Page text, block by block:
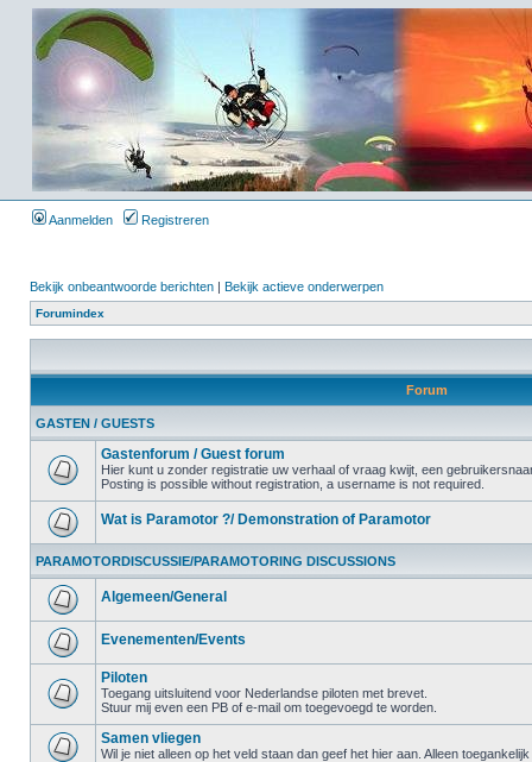
Aanmelden Registreren
Bekijk onbeantwoorde berichten | Bekijk actieve onderwerpen
Forumindex
Forum
GASTEN / GUESTS
Gastenforum / Guest forum
Hier kunt u zonder registratie uw verhaal of vraag kwijt, een
Posting is possible without registration, a username is not required.
Wat is Paramotor ?/ Demonstration of Paramotor
PARAMOTORDISCUSSIE/PARAMOTORING DISCUSSIONS
Algemeen/General
Evenementen/Events
Piloten
Toegang uitsluitend voor Nederlandse piloten met brevet.
Stuur mij even een PB of e-mail om toegevoegd te worden.
Samen vliegen
Wil je niet alleen op het veld staan dan geef het hier aan. Alleen